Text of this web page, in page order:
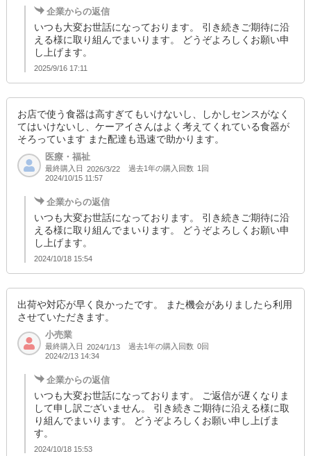
企業からの返信
いつも大変お世話になっております。 引き続きご期待に沿
える様に取り組んでまいります。 どうぞよろしくお願い申
し上げます。
2025/9/16 17:11
お店で使う食器は高すぎてもいけないし、しかしセンスがなく
てはいけないし、ケーアイさんはよく考えてくれている食器が
そろっています また配達も迅速で助かります。
医療・福祉
最終購入日 2026/3/22 過去1年の購入回数 1回
2024/10/15 11:57
企業からの返信
いつも大変お世話になっております。 引き続きご期待に沿
える様に取り組んでまいります。 どうぞよろしくお願い申
し上げます。
2024/10/18 15:54
出荷や対応が早く良かったです。 また機会がありましたら利用
させていただきます。
小売業
最終購入日 2024/1/13 過去1年の購入回数 0回
2024/2/13 14:34
企業からの返信
いつも大変お世話になっております。 ご返信が遅くなりま
して申し訳ございません。 引き続きご期待に沿える様に取
り組んでまいります。 どうぞよろしくお願い申し上げま
す。
2024/10/18 15:53